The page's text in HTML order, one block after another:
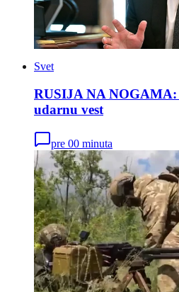
Svet
RUSIJA NA NOGAMA:
udarnu vest
pre 00 minuta